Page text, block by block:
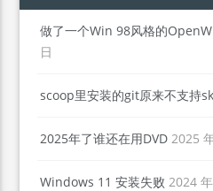
做了一个Win 98风格的
日
scoop里安装的git原来不支持sk
2025年了谁还在用DVD 2025
Windows 11 安装失败 2024